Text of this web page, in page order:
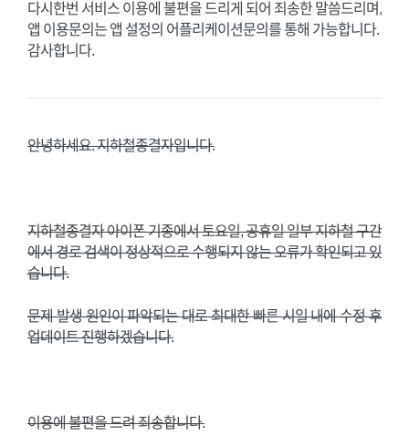
다시한번 서비스 이용에 불편을 드리게 되어 죄송한 말씀드리며,
앱 이용문의는 앱 설정의 어플리케이션문의를 통해 가능합니다.
감사합니다.
안녕하세요. 지하철종결자입니다.
지하철종결자 아이폰 기종에서 토요일, 공휴일 일부 지하철 구간
에서 경로 검색이 정상적으로 수행되지 않는 오류가 확인되고 있
습니다.
문제 발생 원인이 파악되는 대로 최대한 빠른 시일 내에 수정 후
업데이트 진행하겠습니다.
이용에 불편을 드려 죄송합니다.